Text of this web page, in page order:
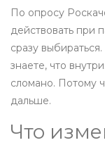
По опросу
действовать при
сразу
знаете, что
сломано. Потому
дальше.
Что